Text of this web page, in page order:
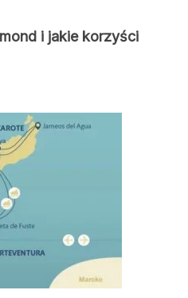
i jakie korzyści